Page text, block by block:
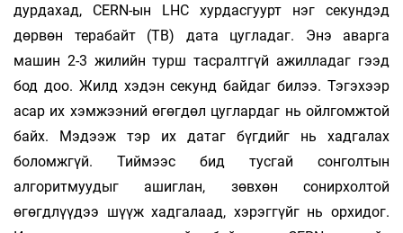
дурдахад, CERN-ын LHC хурдасгуурт нэг секундэд
дөрвөн терабайт (TB) дата цугладаг. Энэ аварга
машин 2-3 жилийн турш тасралтгүй ажилладаг гээд
бод доо. Жилд хэдэн секунд байдаг билээ. Тэгэхээр
асар их хэмжээний өгөгдөл цуглардаг нь ойлгомжтой
байх. Мэдээж тэр их датаг бүгдийг нь хадгалах
боломжгүй. Тиймээс бид тусгай сонголтын
алгоритмуудыг ашиглан, зөвхөн сонирхолтой
өгөгдлүүдээ шүүж хадгалаад, хэрэггүйг нь орхидог.